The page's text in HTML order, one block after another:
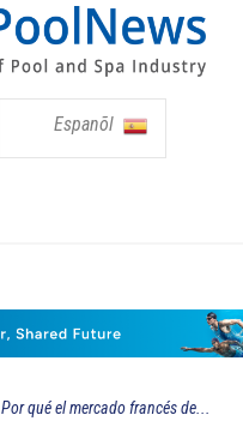
Espanõl
Por qué el mercado francés de...